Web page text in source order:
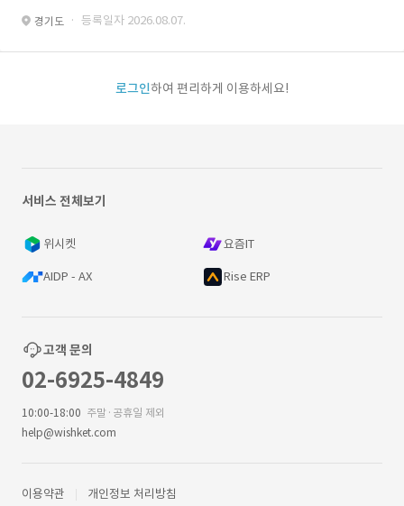
경기도 · 등록일자 2026.08.07.
로그인하여 편리하게 이용하세요!
서비스 전체보기
위시켓 요즘IT
AIDP - AX Rise ERP
고객 문의
02-6925-4849
10:00-18:00 주말·공휴일 제외
help@wishket.com
이용약관 개인정보 처리방침